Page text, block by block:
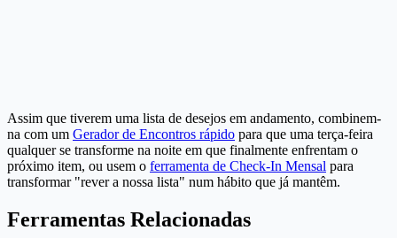
Assim que tiverem uma lista de desejos em andamento, combinem-
na com um Gerador de Encontros rápido para que uma terça-feira
qualquer se transforme na noite em que finalmente enfrentam o
próximo item, ou usem o ferramenta de Check-In Mensal para
transformar "rever a nossa lista" num hábito que já mantêm.
Ferramentas Relacionadas